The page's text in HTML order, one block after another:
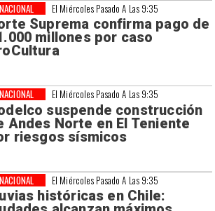
El Miércoles Pasado A Las 9:35
Suprema confirma pago de
millones por caso
NACIONAL
El Miércoles Pasado A Las 9:35
suspende construcción
Andes Norte en El Teniente
riesgos sísmicos
NACIONAL
El Miércoles Pasado A Las 9:35
históricas en Chile:
NACIONAL